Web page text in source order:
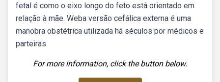
fetal é como o eixo longo do feto está orientado em
relação à mãe. Weba versão cefálica externa é uma
manobra obstétrica utilizada há séculos por médicos e
parteiras.
For more information, click the button below.